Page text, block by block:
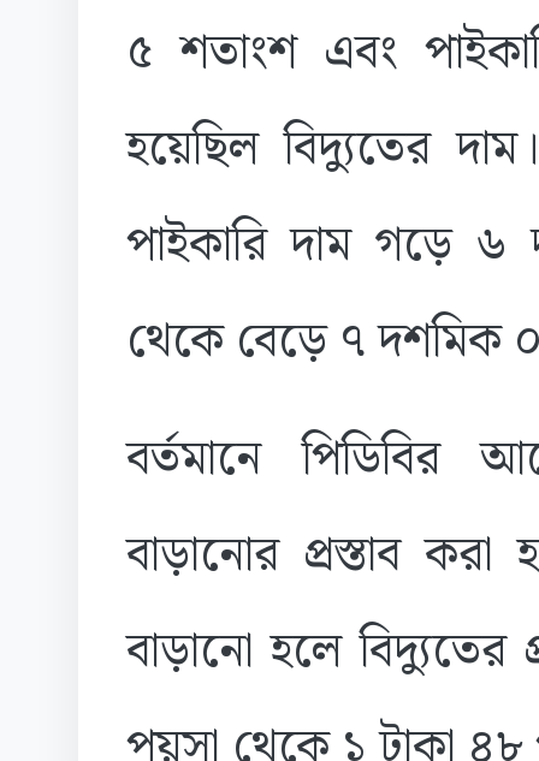
৫ শতাংশ এবং
হয়েছিল বিদ্যুতের
পাইকারি দাম গড়ে
থেকে বেড়ে ৭ দশমিক
বর্তমানে পিডিবির
বাড়ানোর প্রস্তাব করা
বাড়ানো হলে বিদ্যুতের